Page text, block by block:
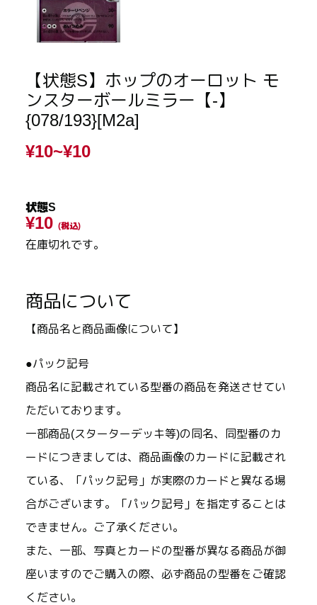
【状態S】ホップのオーロット モ
ンスターボールミラー【-】
{078/193}[M2a]
¥10~¥10
状態S
¥10 (税込)
在庫切れです。
商品について
【商品名と商品画像について】
●パック記号
商品名に記載されている型番の商品を発送させてい
ただいております。
一部商品(スターターデッキ等)の同名、同型番のカ
ードにつきましては、商品画像のカードに記載され
ている、「パック記号」が実際のカードと異なる場
合がございます。「パック記号」を指定することは
できません。ご了承ください。
また、一部、写真とカードの型番が異なる商品が御
座いますのでご購入の際、必ず商品の型番をご確認
ください。